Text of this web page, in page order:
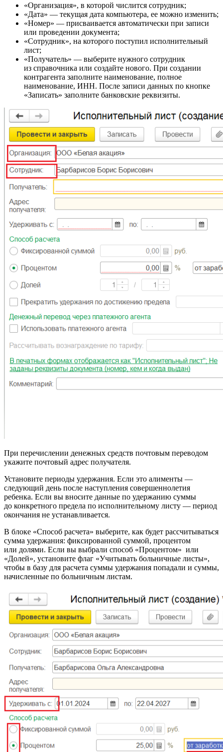
«Организация», в которой числится сотрудник;
«Дата» — текущая дата компьютера, ее можно изменить;
«Номер» — присваивается автоматически при записи
или проведении документа;
«Сотрудник», на которого поступил исполнительный
лист;
«Получатель» — выберите нужного сотрудник
из справочника или создайте нового. При создании
контрагента заполните наименование, полное
наименование, ИНН. После записи данных по кнопке
«Записать» заполните банковские реквизиты.
При перечислении денежных средств почтовым переводом
укажите почтовый адрес получателя.
Установите периоды удержания. Если это алименты —
следующий день после наступления совершеннолетия
ребенка. Если вы вносите данные по удержанию суммы
до конкретного предела по исполнительному листу — период
окончания не устанавливается.
В блоке «Способ расчета» выберите, как будет рассчитываться
сумма удержания: фиксированной суммой, процентом
или долями. Если вы выбрали способ «Процентом» или
«Долей», установите флаг «Учитывать больничные листы»,
чтобы в базу для расчета суммы удержания попадали и суммы,
начисленные по больничным листам.